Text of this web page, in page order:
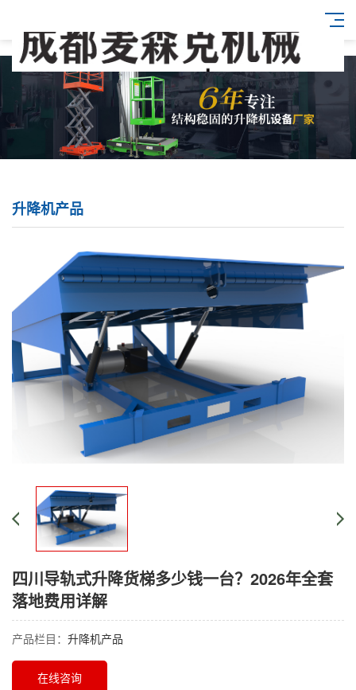
升降机产品
四川导轨式升降货梯多少钱一台？2026年全套
落地费用详解
产品栏目： 升降机产品
在线咨询